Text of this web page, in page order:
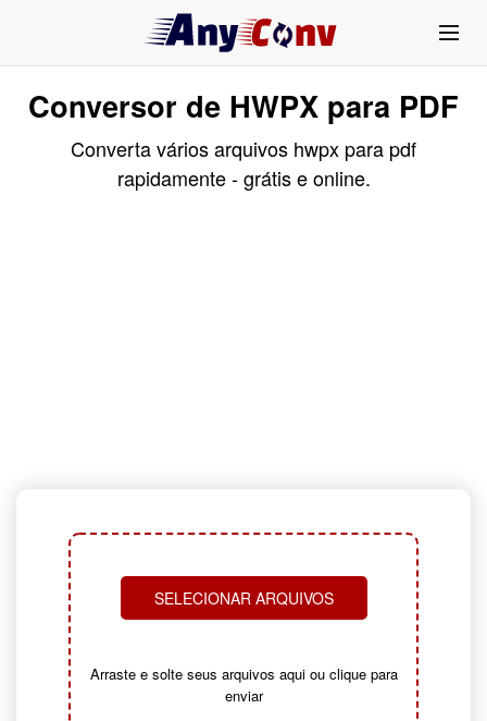
Conversor de HWPX para PDF
Converta vários arquivos hwpx para pdf
rapidamente - grátis e online.
SELECIONAR ARQUIVOS
Arraste e solte seus arquivos aqui ou clique para
enviar